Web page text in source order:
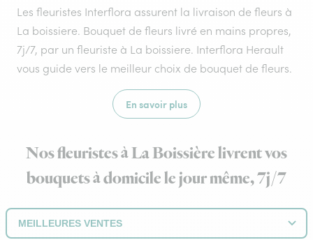
Les fleuristes Interflora assurent la livraison de fleurs à
La boissiere. Bouquet de fleurs livré en mains propres,
7j/7, par un fleuriste à La boissiere. Interflora Herault
vous guide vers le meilleur choix de bouquet de fleurs.
En savoir plus
Nos fleuristes à La Boissière livrent vos
bouquets à domicile le jour même, 7j/7